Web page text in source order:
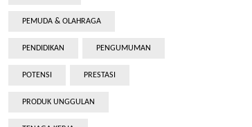
PEMUDA & OLAHRAGA
PENDIDIKAN PENGUMUMAN
POTENSI PRESTASI
PRODUK UNGGULAN